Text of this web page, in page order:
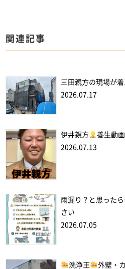
関連記事
三田親方の現場が
2026.07.17
伊井親方
養生動画
2026.07.13
雨漏り？と思った
さい
2026.07.05
洗浄王
外壁・